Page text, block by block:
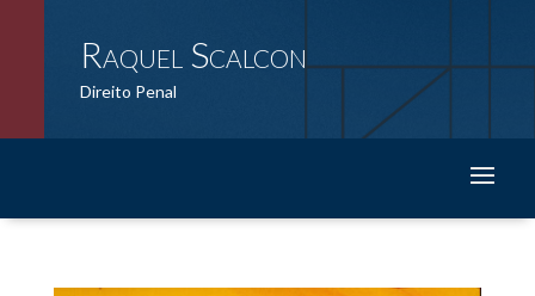
Raquel Scalcon
Direito Penal